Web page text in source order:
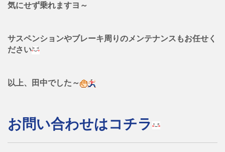
気にせず乗れますヨ～
サスペンションやブレーキ周りのメンテナンスもお任せく
ださい
以上、田中でした～
お問い合わせはコチラ